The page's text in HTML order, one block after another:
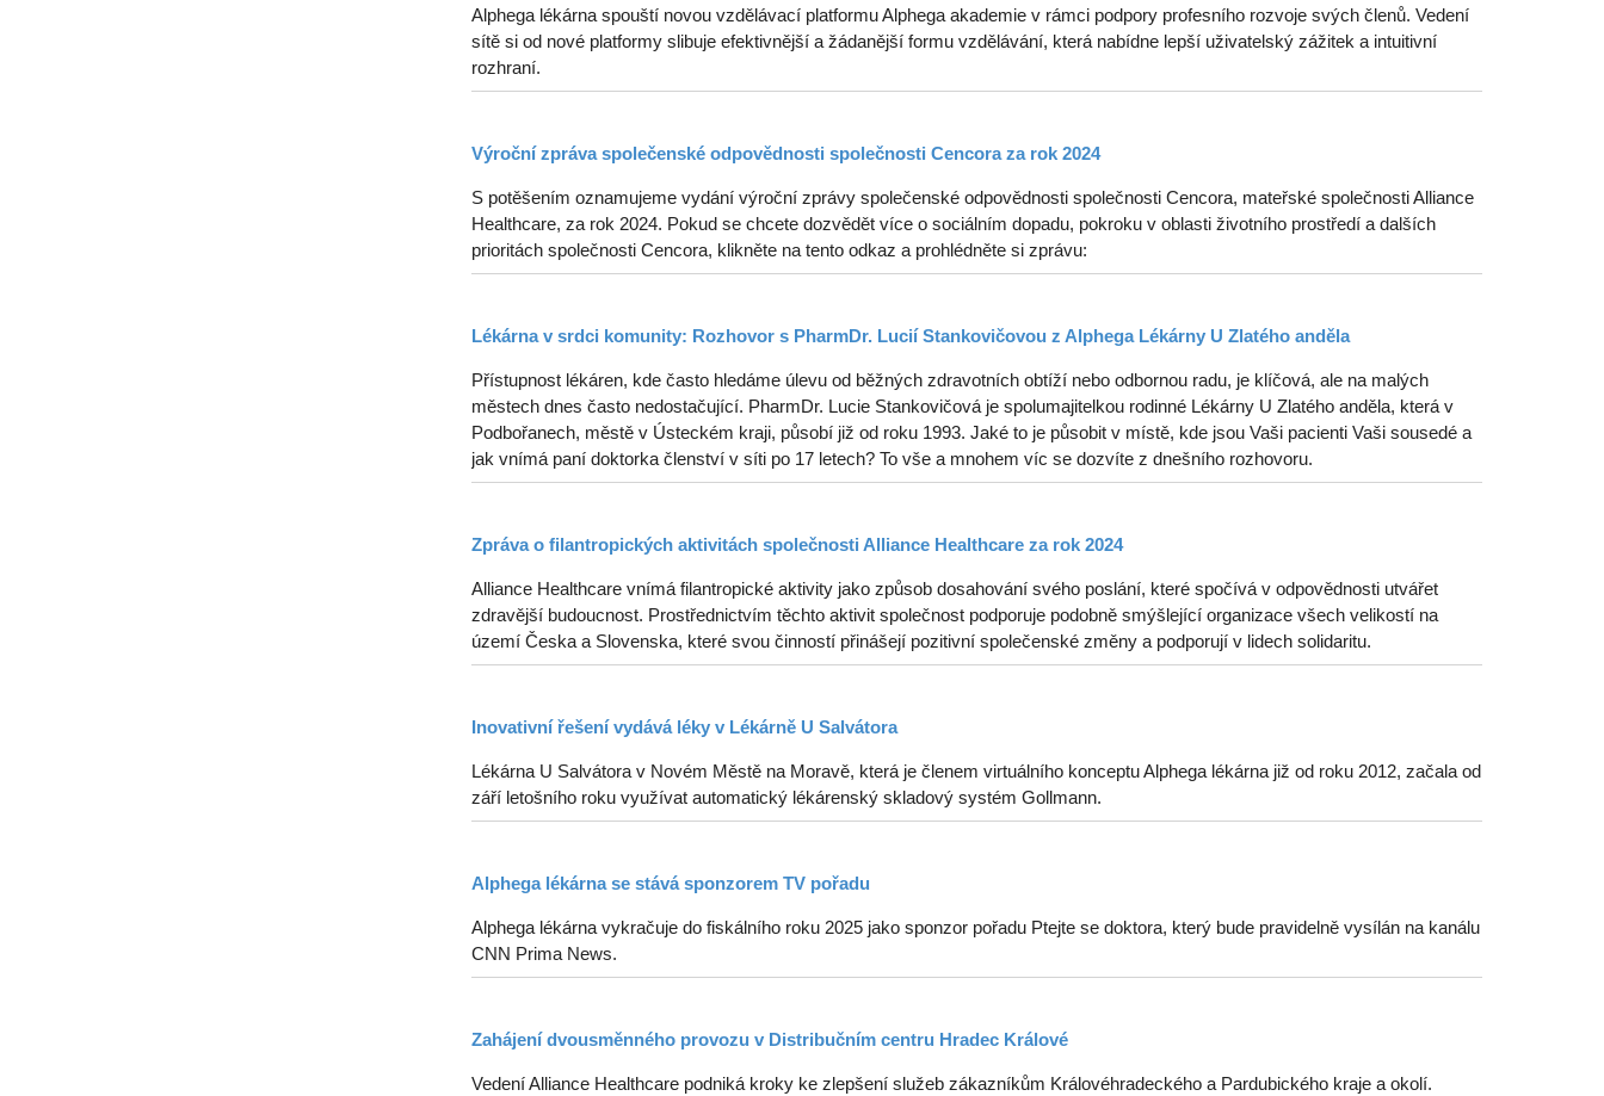
Alphega lékárna spouští novou vzdělávací platformu Alphega akademie v rámci podpory profesního rozvoje svých členů. Vedení
sítě si od nové platformy slibuje efektivnější a žádanější formu vzdělávání, která nabídne lepší uživatelský zážitek a intuitivní
rozhraní.
Výroční zpráva společenské odpovědnosti společnosti Cencora za rok 2024
S potěšením oznamujeme vydání výroční zprávy společenské odpovědnosti společnosti Cencora, mateřské společnosti Alliance
Healthcare, za rok 2024. Pokud se chcete dozvědět více o sociálním dopadu, pokroku v oblasti životního prostředí a dalších
prioritách společnosti Cencora, klikněte na tento odkaz a prohlédněte si zprávu:
Lékárna v srdci komunity: Rozhovor s PharmDr. Lucií Stankovičovou z Alphega Lékárny U Zlatého anděla
Přístupnost lékáren, kde často hledáme úlevu od běžných zdravotních obtíží nebo odbornou radu, je klíčová, ale na malých
městech dnes často nedostačující. PharmDr. Lucie Stankovičová je spolumajitelkou rodinné Lékárny U Zlatého anděla, která v
Podbořanech, městě v Ústeckém kraji, působí již od roku 1993. Jaké to je působit v místě, kde jsou Vaši pacienti Vaši sousedé a
jak vnímá paní doktorka členství v síti po 17 letech? To vše a mnohem víc se dozvíte z dnešního rozhovoru.
Zpráva o filantropických aktivitách společnosti Alliance Healthcare za rok 2024
Alliance Healthcare vnímá filantropické aktivity jako způsob dosahování svého poslání, které spočívá v odpovědnosti utvářet
zdravější budoucnost. Prostřednictvím těchto aktivit společnost podporuje podobně smýšlející organizace všech velikostí na
území Česka a Slovenska, které svou činností přinášejí pozitivní společenské změny a podporují v lidech solidaritu.
Inovativní řešení vydává léky v Lékárně U Salvátora
Lékárna U Salvátora v Novém Městě na Moravě, která je členem virtuálního konceptu Alphega lékárna již od roku 2012, začala od
září letošního roku využívat automatický lékárenský skladový systém Gollmann.
Alphega lékárna se stává sponzorem TV pořadu
Alphega lékárna vykračuje do fiskálního roku 2025 jako sponzor pořadu Ptejte se doktora, který bude pravidelně vysílán na kanálu
CNN Prima News.
Zahájení dvousměnného provozu v Distribučním centru Hradec Králové
Vedení Alliance Healthcare podniká kroky ke zlepšení služeb zákazníkům Královéhradeckého a Pardubického kraje a okolí.